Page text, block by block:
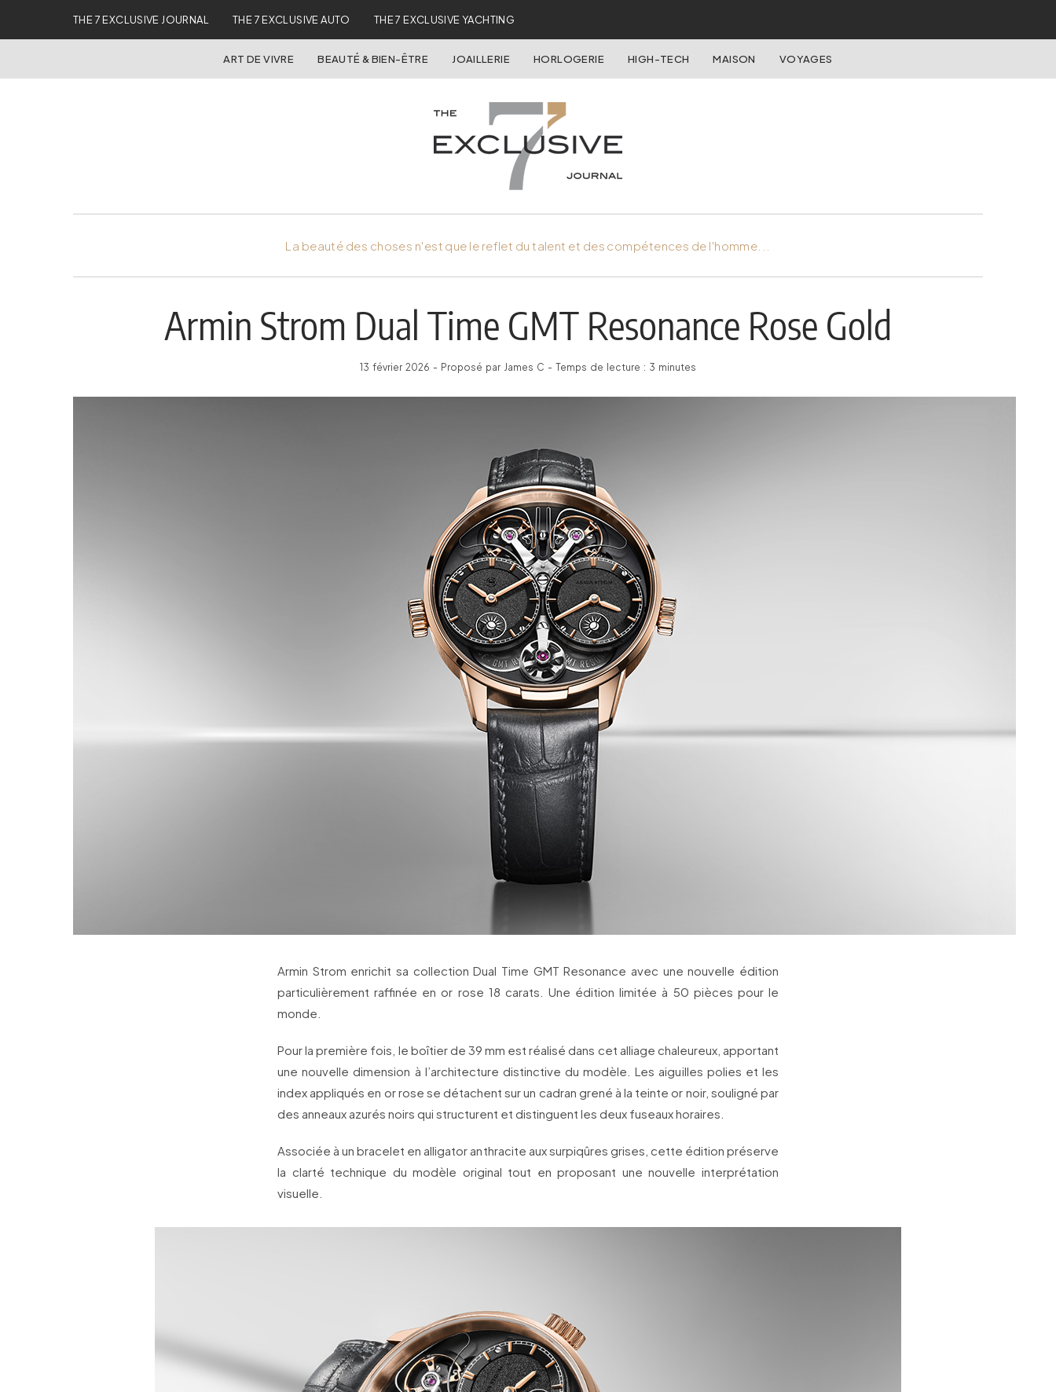
THE 7 EXCLUSIVE JOURNAL THE 7 EXCLUSIVE AUTO THE 7 EXCLUSIVE YACHTING
ART DE VIVRE BEAUTÉ & BIEN-ÊTRE JOAILLERIE HORLOGERIE HIGH-TECH MAISON VOYAGES
La beauté des choses n'est que le reflet du talent et des compétences de l'homme...
Armin Strom Dual Time GMT Resonance Rose Gold
13 février 2026 - Proposé par James C - Temps de lecture : 3 minutes
Armin Strom enrichit sa collection Dual Time GMT Resonance avec une nouvelle édition
particulièrement raffinée en or rose 18 carats. Une édition limitée à 50 pièces pour le
monde.
Pour la première fois, le boîtier de 39 mm est réalisé dans cet alliage chaleureux, apportant
une nouvelle dimension à l’architecture distinctive du modèle. Les aiguilles polies et les
index appliqués en or rose se détachent sur un cadran grené à la teinte or noir, souligné par
des anneaux azurés noirs qui structurent et distinguent les deux fuseaux horaires.
Associée à un bracelet en alligator anthracite aux surpiqûres grises, cette édition préserve
la clarté technique du modèle original tout en proposant une nouvelle interprétation
visuelle.